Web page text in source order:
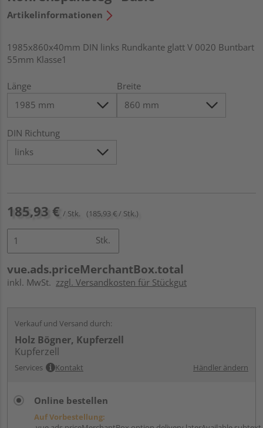
Artikelinformationen
1985x860x40mm DIN links Rundkante glatt V 0020 Buntbart
55mm Klasse1
Länge Breite
DIN Richtung
185,93 € / Stk. (185,93 € / Stk.)
Stk.
vue.ads.priceMerchantBox.total
inkl. MwSt. zzgl. Versandkosten für Stückgut
Verkauf und Versand durch:
Holz Bögner, Kupferzell
Kupferzell
Services Kontakt Händler ändern
Online bestellen
Auf Vorbestellung: